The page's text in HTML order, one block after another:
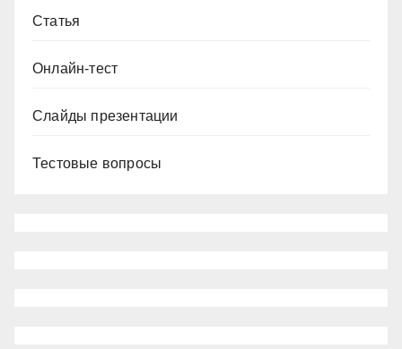
Статья
Онлайн-тест
Слайды презентации
Тестовые вопросы